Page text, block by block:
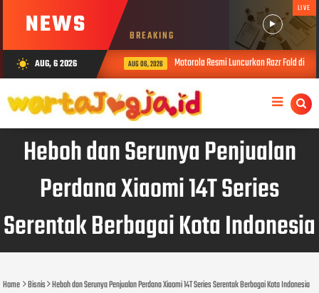
NEWS BREAKING
LIVE
wb_sunny AUG, 6 2026
Top Leader 2026 AUG 06, 2026 Motorola Resmi Luncurkan Razr Fold di
Heboh dan Serunya Penjualan
Perdana Xiaomi 14T Series
Serentak Berbagai Kota Indonesia
Home Bisnis Heboh dan Serunya Penjualan Perdana Xiaomi 14T Series Serentak Berbagai Kota Indonesia